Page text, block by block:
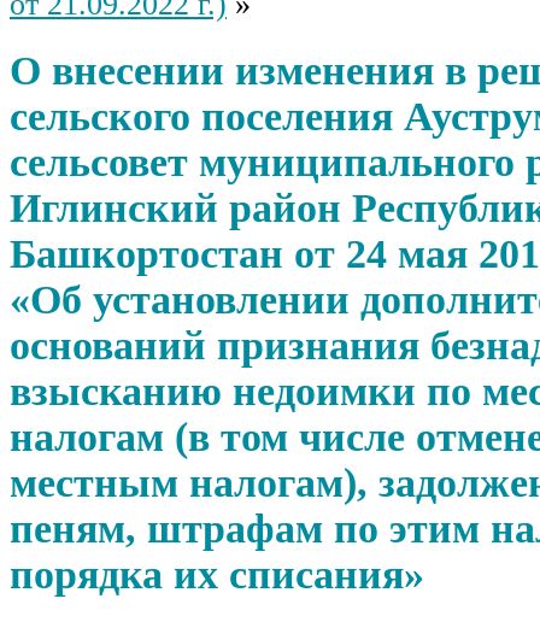
О внесении изменения в
сельского поселения
сельсовет муниципального
Иглинский район
Башкортостан от 24 мая
«Об установлении
оснований признания
взысканию недоимки по
налогам (в том числе
местным налогам),
пеням, штрафам по этим
порядка их списания»